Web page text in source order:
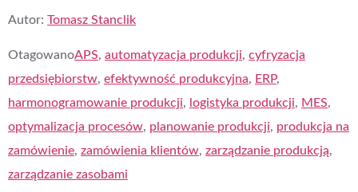
Autor: Tomasz Stanclik
OtagowanoAPS, automatyzacja produkcji, cyfryzacja
przedsiębiorstw, efektywność produkcyjna, ERP,
harmonogramowanie produkcji, logistyka produkcji, MES,
optymalizacja procesów, planowanie produkcji, produkcja na
zamówienie, zamówienia klientów, zarządzanie produkcją,
zarządzanie zasobami